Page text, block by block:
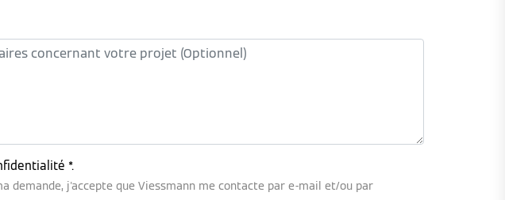
*.
demande, j'accepte que Viessmann me contacte par e-mail et/ou par